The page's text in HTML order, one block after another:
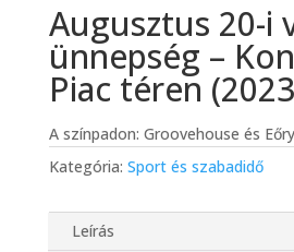
Augusztus 20-i
ünnepség –
Piac téren
A színpadon: Groovehouse és
Kategória: Sport és szabadidő
Leírás